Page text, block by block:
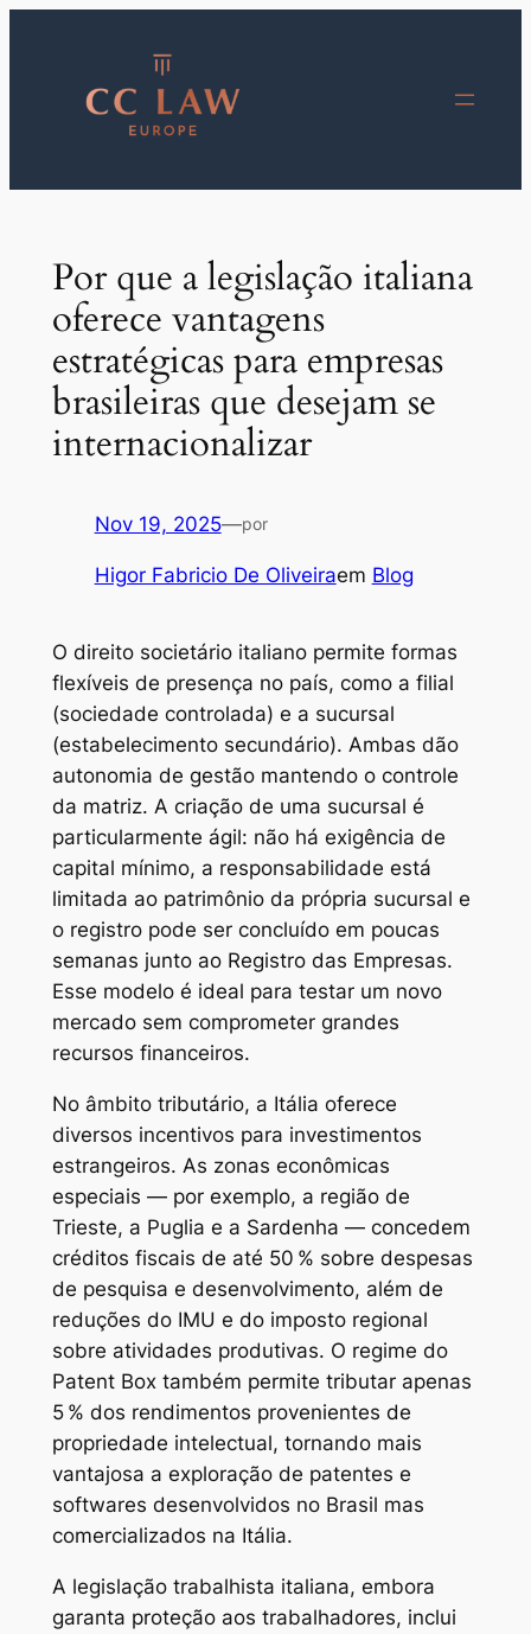
conteúdo
Por que a legislação italiana
oferece vantagens
estratégicas para empresas
brasileiras que desejam se
internacionalizar
Nov 19, 2025—por
Higor Fabricio De Oliveiraem Blog
O direito societário italiano permite formas
flexíveis de presença no país, como a filial
(sociedade controlada) e a sucursal
(estabelecimento secundário). Ambas dão
autonomia de gestão mantendo o controle
da matriz. A criação de uma sucursal é
particularmente ágil: não há exigência de
capital mínimo, a responsabilidade está
limitada ao patrimônio da própria sucursal e
o registro pode ser concluído em poucas
semanas junto ao Registro das Empresas.
Esse modelo é ideal para testar um novo
mercado sem comprometer grandes
recursos financeiros.
No âmbito tributário, a Itália oferece
diversos incentivos para investimentos
estrangeiros. As zonas econômicas
especiais — por exemplo, a região de
Trieste, a Puglia e a Sardenha — concedem
créditos fiscais de até 50 % sobre despesas
de pesquisa e desenvolvimento, além de
reduções do IMU e do imposto regional
sobre atividades produtivas. O regime do
Patent Box também permite tributar apenas
5 % dos rendimentos provenientes de
propriedade intelectual, tornando mais
vantajosa a exploração de patentes e
softwares desenvolvidos no Brasil mas
comercializados na Itália.
A legislação trabalhista italiana, embora
garanta proteção aos trabalhadores, inclui